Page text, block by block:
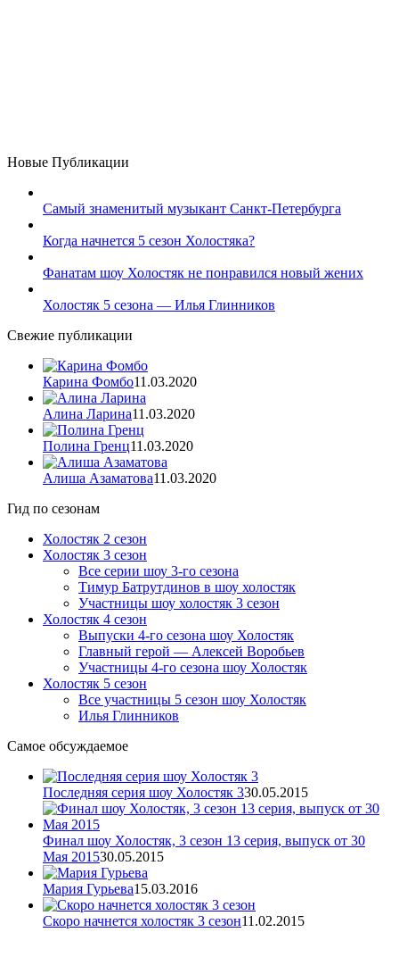
Новые Публикации
Самый знаменитый музыкант Санкт-Петербурга
Когда начнется 5 сезон Холостяка?
Фанатам шоу Холостяк не понравился новый жених
Холостяк 5 сезона — Илья Глинников
Свежие публикации
Карина Фомбо11.03.2020
Алина Ларина11.03.2020
Полина Гренц11.03.2020
Алиша Азаматова11.03.2020
Гид по сезонам
Холостяк 2 сезон
Холостяк 3 сезон
Все серии шоу 3-го сезона
Тимур Батрутдинов в шоу холостяк
Участницы шоу холостяк 3 сезон
Холостяк 4 сезон
Выпуски 4-го сезона шоу Холостяк
Главный герой — Алексей Воробьев
Участницы 4-го сезона шоу Холостяк
Холостяк 5 сезон
Все участницы 5 сезон шоу Холостяк
Илья Глинников
Самое обсуждаемое
Последняя серия шоу Холостяк 330.05.2015
Финал шоу Холостяк, 3 сезон 13 серия, выпуск от 30
Мая 201530.05.2015
Мария Гурьева15.03.2016
Скоро начнется холостяк 3 сезон11.02.2015